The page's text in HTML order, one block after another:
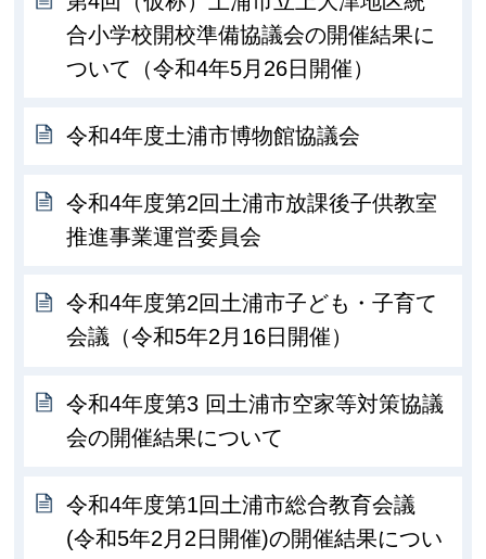
合小学校開校準備協議会の開催結果に
ついて（令和4年5月26日開催）
令和4年度土浦市博物館協議会
令和4年度第2回土浦市放課後子供教室
推進事業運営委員会
令和4年度第2回土浦市子ども・子育て
会議（令和5年2月16日開催）
令和4年度第3 回土浦市空家等対策協議
会の開催結果について
令和4年度第1回土浦市総合教育会議
(令和5年2月2日開催)の開催結果につい